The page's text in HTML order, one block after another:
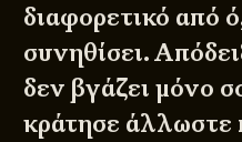
διαφορετικό από
συνηθίσει.
δεν βγάζει μόνο
κράτησε άλλωστε